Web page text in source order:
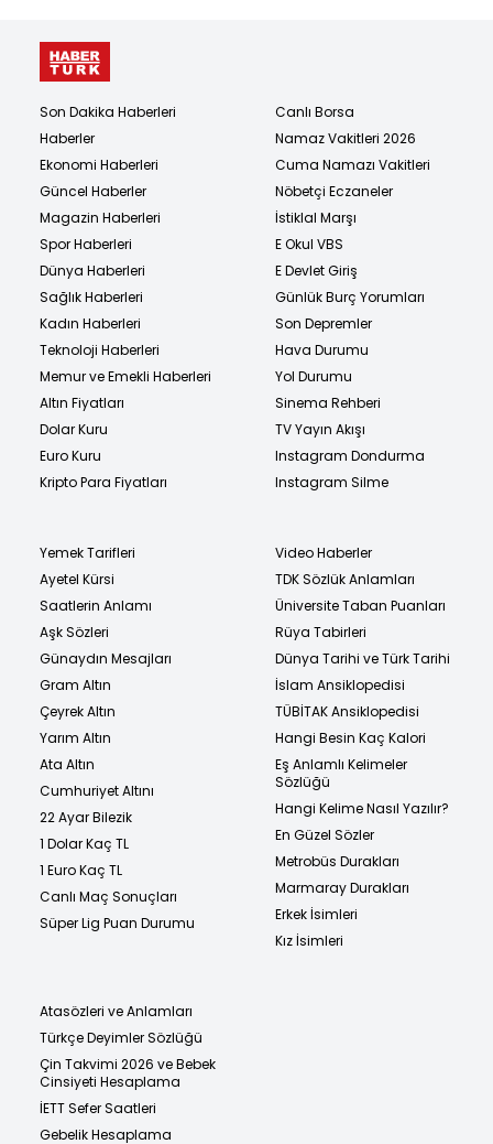
Son Dakika Haberleri
Haberler
Ekonomi Haberleri
Güncel Haberler
Magazin Haberleri
Spor Haberleri
Dünya Haberleri
Sağlık Haberleri
Kadın Haberleri
Teknoloji Haberleri
Memur ve Emekli Haberleri
Altın Fiyatları
Dolar Kuru
Euro Kuru
Kripto Para Fiyatları
Canlı Borsa
Namaz Vakitleri 2026
Cuma Namazı Vakitleri
Nöbetçi Eczaneler
İstiklal Marşı
E Okul VBS
E Devlet Giriş
Günlük Burç Yorumları
Son Depremler
Hava Durumu
Yol Durumu
Sinema Rehberi
TV Yayın Akışı
Instagram Dondurma
Instagram Silme
Yemek Tarifleri
Ayetel Kürsi
Saatlerin Anlamı
Aşk Sözleri
Günaydın Mesajları
Gram Altın
Çeyrek Altın
Yarım Altın
Ata Altın
Cumhuriyet Altını
22 Ayar Bilezik
1 Dolar Kaç TL
1 Euro Kaç TL
Canlı Maç Sonuçları
Süper Lig Puan Durumu
Video Haberler
TDK Sözlük Anlamları
Üniversite Taban Puanları
Rüya Tabirleri
Dünya Tarihi ve Türk Tarihi
İslam Ansiklopedisi
TÜBİTAK Ansiklopedisi
Hangi Besin Kaç Kalori
Eş Anlamlı Kelimeler
Sözlüğü
Hangi Kelime Nasıl Yazılır?
En Güzel Sözler
Metrobüs Durakları
Marmaray Durakları
Erkek İsimleri
Kız İsimleri
Atasözleri ve Anlamları
Türkçe Deyimler Sözlüğü
Çin Takvimi 2026 ve Bebek
Cinsiyeti Hesaplama
İETT Sefer Saatleri
Gebelik Hesaplama